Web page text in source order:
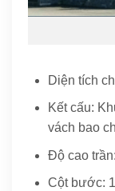
Diện tích
Kết cấu:
vách bao
Độ cao
Cột bước: